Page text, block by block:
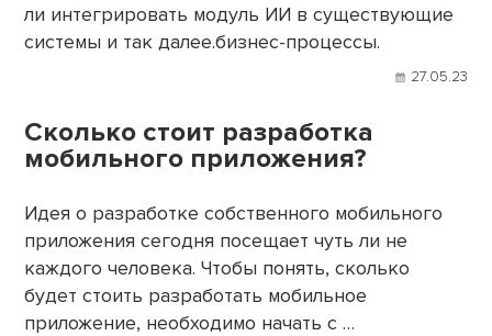
ли интегрировать модуль ИИ в существующие
системы и так далее.бизнес-процессы.
27.05.23
Сколько стоит разработка
мобильного приложения?
Идея о разработке собственного мобильного
приложения сегодня посещает чуть ли не
каждого человека. Чтобы понять, сколько
будет стоить разработать мобильное
приложение, необходимо начать с …